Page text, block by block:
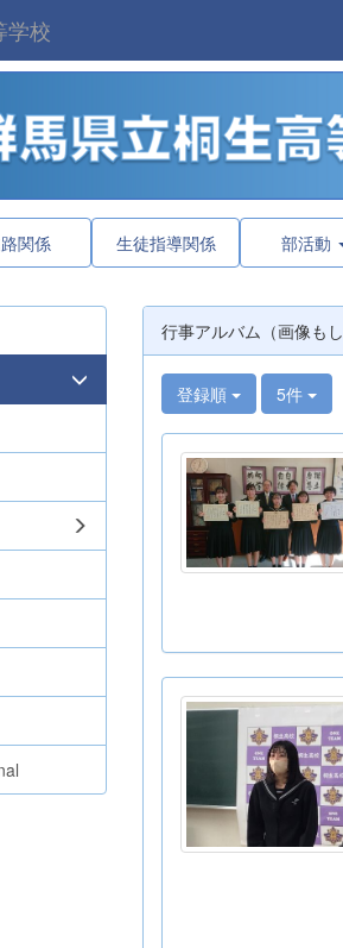
学校
関係 生徒指導関係 部活動
行事アルバム（画像も
登録順 5件